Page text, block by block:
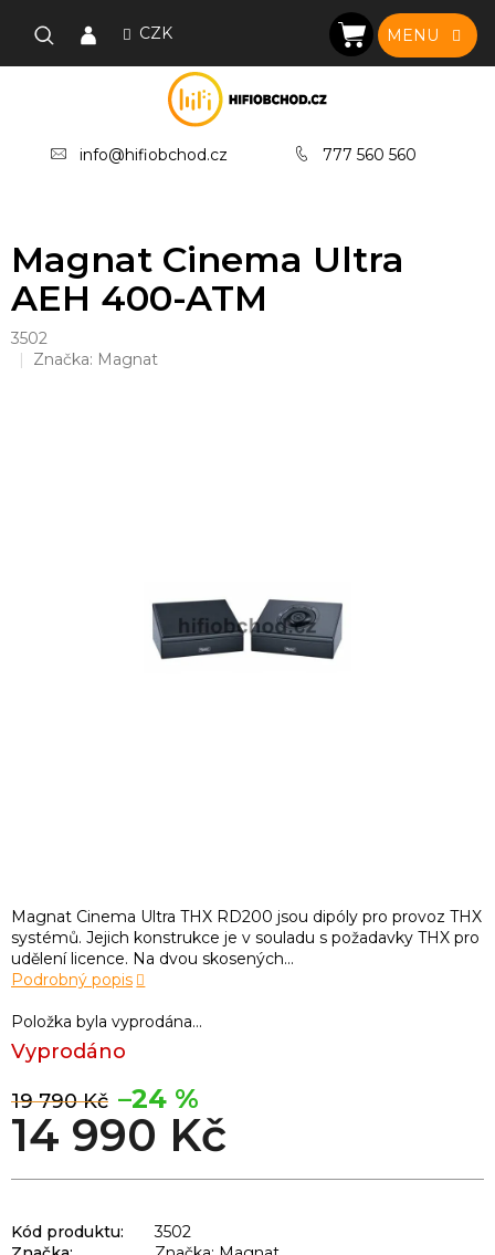
CZK
info@hifiobchod.cz 777 560 560
NÁKUPNÍ
KOŠÍK
Magnat Cinema Ultra
AEH 400-ATM
3502
Značka: Magnat
Vyprodáno
19 790 Kč –24 %
14 990 Kč
Položka byla vyprodána…
Kód produktu:
3502
Magnat Cinema Ultra THX RD200 jsou dipóly pro provoz THX
systémů. Jejich konstrukce je v souladu s požadavky THX pro
udělení licence. Na dvou skosených...
Podrobný popis